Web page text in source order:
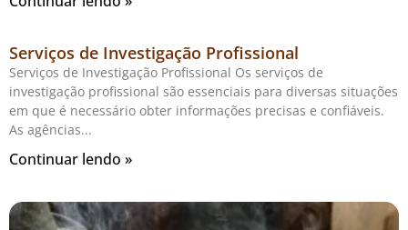
Serviços de Investigação Profissional
Serviços de Investigação Profissional Os serviços de
investigação profissional são essenciais para diversas situações
em que é necessário obter informações precisas e confiáveis.
As agências
Continuar lendo »